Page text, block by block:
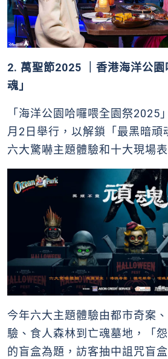
2. 萬聖節2025 ｜香港海洋公
魂」
「海洋公園哈囉喂全園祭2025
月2日舉行，以解鎖「最黑暗頑
六大驚嚇主題體驗和十大現場表
今年六大主題體驗由都市奇案
驗、食人森林到亡魂墓地，「
的盲盒為題，訪客抽中詛咒盲